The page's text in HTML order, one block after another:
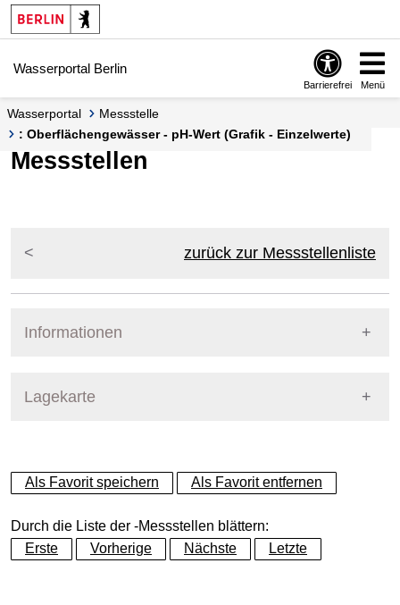
Springe zur Navigation
Springe zum Inhalt
Wasserportal Berlin
Barrierefrei Menü
Wasserportal
Messstelle
: Oberflächengewässer - pH-Wert (Grafik - Einzelwerte)
Messstellen
zurück zur Messstellenliste
Informationen
Lagekarte
+
−
Als Favorit speichern Als Favorit entfernen
Durch die Liste der -Messstellen blättern:
Erste
Vorherige Nächste Letzte